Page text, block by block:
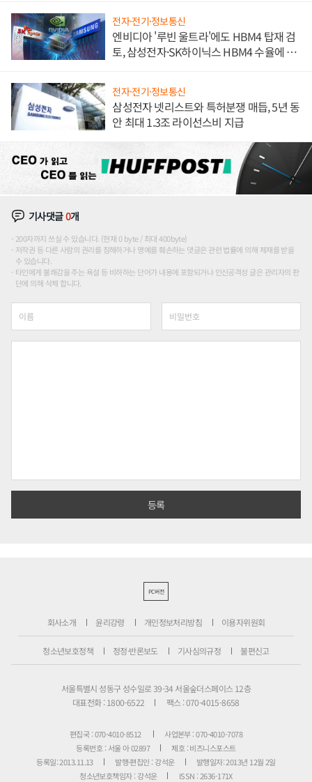
전자·전기·정보통신
엔비디아 '루빈 울트라'에도 HBM4 탑재 검
토, 삼성전자·SK하이닉스 HBM4 수율에 주
전자·전기·정보통신
삼성전자 넷리스트와 특허분쟁 매듭, 5년 동
안 최대 1.3조 라이선스비 지급
기사댓글0개
200자까지 쓰실 수 있습니다. (현재 0 byte / 최대 400byte)
저작권 등 다른 사람의 권리를 침해하거나 명예를 훼손하는 댓글은 관련 법률에 의해 제재를 받을
수 있습니다.
타인에게 불쾌감을 주는 욕설 등 비하하는 단어가 내용에 포함되거나 인신공격성 글은 관리자의 판
단에 의해 삭제 합니다.
PC버전
회사소개 윤리강령 개인정보처리방침 이용자위원회
청소년보호정책 정정·반론보도 기사심의규정 불편신고
서울특별시 성동구 성수일로 39-34 서울숲더스페이스 12층
대표전화 : 1800-6522
팩스 : 070-4015-8658
편집국 : 070-4010-8512
사업본부 : 070-4010-7078
등록번호 : 서울 아 02897
제호 : 비즈니스포스트
등록일: 2013.11.13
발행·편집인 : 강석운
발행일자: 2013년 12월 2일
청소년보호책임자 : 강석운
ISSN : 2636-171X